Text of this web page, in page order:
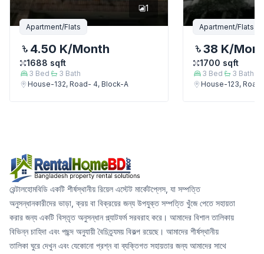
1
Apartment/Flats
4.50 K/Month
1688 sqft
3 Bed 3 Bath
House-132, Road- 4, Block-A
Apartment/Flats
38 K/
1700 sqft
3 Bed 3 Bath
House-123,
রেন্টালহোমবিডি একটি শীর্ষস্থানীয় রিয়েল এস্টেট মার্কেটপ্লেস, যা সম্পত্তি
অনুসন্ধানকারীদের ভাড়া, ক্রয় বা বিক্রয়ের জন্য উপযুক্ত সম্পত্তি খুঁজে পেতে সহায়তা
করার জন্য একটি বিস্তৃত অনুসন্ধান প্ল্যাটফর্ম সরবরাহ করে। আমাদের বিশাল তালিকায়
বিভিন্ন চাহিদা এবং পছন্দ অনুযায়ী বৈচিত্র্যময় বিকল্প রয়েছে। আমাদের শীর্ষস্থানীয়
তালিকা ঘুরে দেখুন এবং যেকোনো প্রশ্ন বা ব্যক্তিগত সহায়তার জন্য আমাদের সাথে